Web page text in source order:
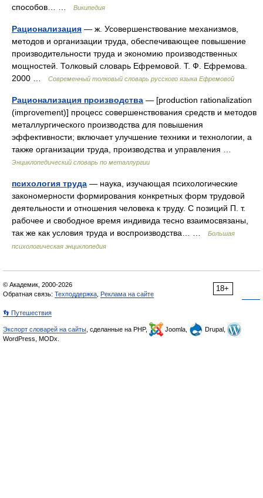
способов… …
Википедия
Рационализация — ж. Усовершенствование механизмов,
методов и организации труда, обеспечивающее повышение
производительности труда и экономию производственных
мощностей. Толковый словарь Ефремовой. Т. Ф. Ефремова.
2000 …
Современный толковый словарь русского языка Ефремовой
Рационализация производства — [production rationalization
(improvement)] процесс совершенствования средств и методов
металлургического производства для повышения
эффективности; включает улучшение техники и технологии, а
также организации труда, производства и управления …
Энциклопедический словарь по металлургии
психология труда — наука, изучающая психологические
закономерности формирования конкретных форм трудовой
деятельности и отношения человека к труду. С позиций П. т.
рабочее и свободное время индивида тесно взаимосвязаны,
так же как условия труда и воспроизводства… …
Большая
психологическая энциклопедия
18+
© Академик, 2000-2026
Обратная связь: Техподдержка Реклама на сайте
👣 Путешествия
Экспорт словарей на сайты , сделанные на PHP, Joomla,
Drupal,
WordPress, MODx.